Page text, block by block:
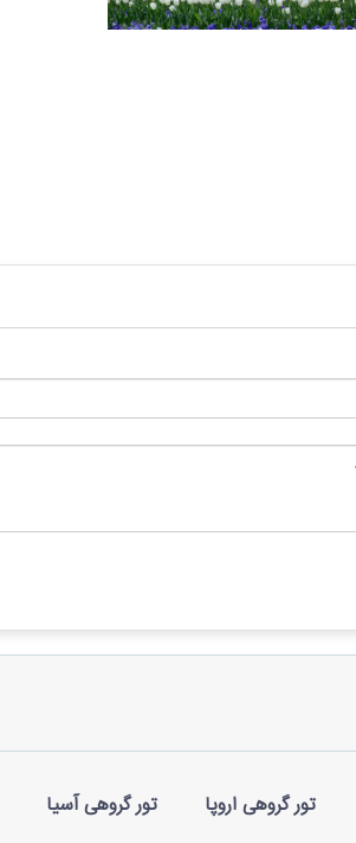
تور گروهی اروپا تور گروهی آسیا